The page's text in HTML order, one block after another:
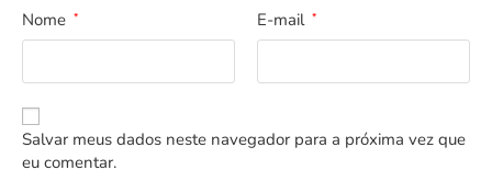
Nome * E-mail *
Salvar meus dados neste navegador para a próxima vez que
eu comentar.